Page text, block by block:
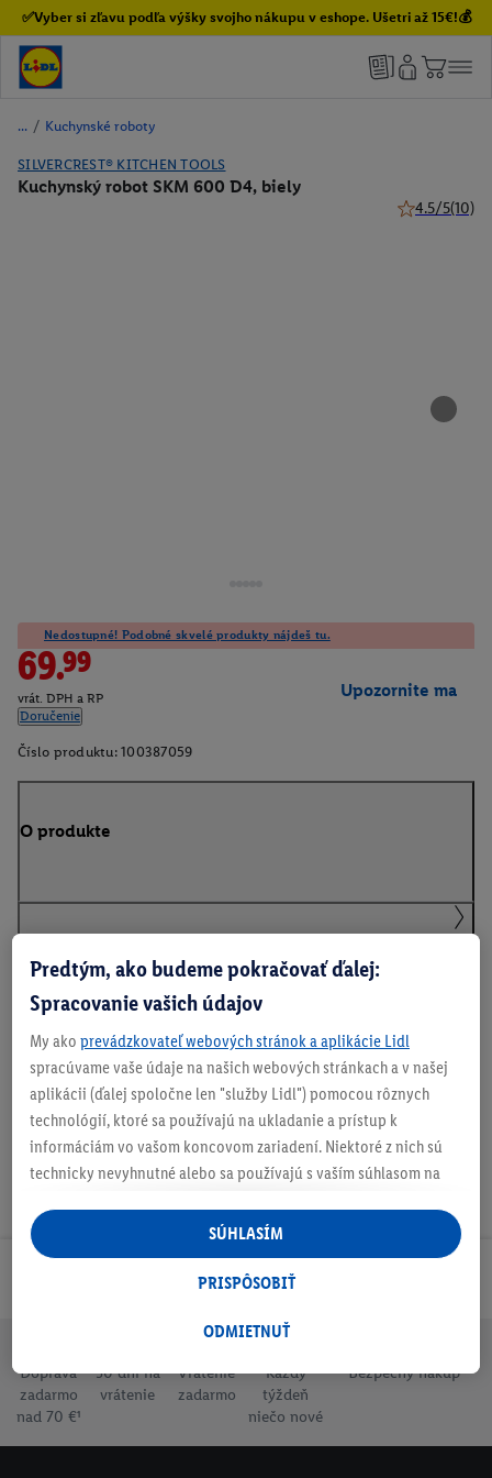
✅Vyber si zľavu podľa výšky svojho nákupu v eshope. Ušetri až 15€!💰
/ Kuchynské roboty
SILVERCREST® KITCHEN TOOLS
Kuchynský robot SKM 600 D4, biely
4.5/5(10)
Nedostupné! Podobné skvelé produkty nájdeš tu.
69.99
vrát. DPH a RP
Doručenie
Upozornite ma
Číslo produktu: 100387059
O produkte
Na stiahnutie
Odoberaj Newsletter!
Doprava
zadarmo
nad 70 €¹
30 dní na
vrátenie
Vrátenie
zadarmo
Každý
týždeň
niečo nové
Bezpečný nákup
Predtým, ako budeme pokračovať ďalej:
Spracovanie vašich údajov
My ako prevádzkovateľ webových stránok a aplikácie Lidl
spracúvame vaše údaje na našich webových stránkach a v našej
aplikácii (ďalej spoločne len "služby Lidl") pomocou rôznych
technológií, ktoré sa používajú na ukladanie a prístup k
informáciám vo vašom koncovom zariadení. Niektoré z nich sú
technicky nevyhnutné alebo sa používajú s vaším súhlasom na
personalizovanú reklamu v rámci služieb Lidl aj mimo nich. Ak
ste účastníkom programu Lidl Plus, na tieto účely sa spracúvajú
aj údaje z vášho nákupného správania v obchode.
následne si vytvoríte účet Lidl Plus alebo sa prihlásite do svojho
tiež vytvoriť špeciálny online identifikátor z e-mailovej adresy,
ktorú tam uvediete, aby sme vás mohli rozpoznať v službách
ODMIETNUŤ
PRISPÔSOBIŤ
SÚHLASÍM